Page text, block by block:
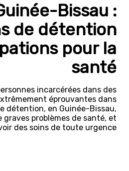
Bissau :
de détention
pour la
santé
incarcérées dans des
éprouvantes dans
détention, en Guinée-Bissau,
graves problèmes de santé, et
des soins de toute urgence.